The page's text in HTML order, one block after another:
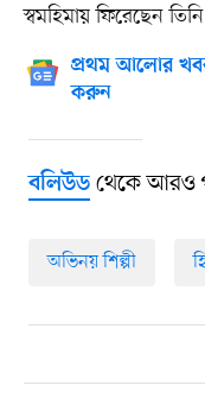
স্বমহিমায় ফিরেছেন
প্রথম আলোর
করুন
বলিউডথেকে আরও
অভিনয় শিল্পী